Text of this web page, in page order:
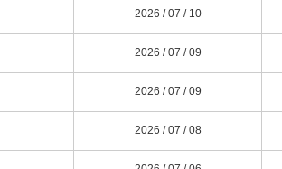
2026 / 07 / 10
2026 / 07 / 09
2026 / 07 / 09
2026 / 07 / 08